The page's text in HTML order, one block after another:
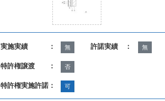
実施実績 ： 無 許諾実績 ： 無
特許権譲渡 ： 否
特許権実施許諾： 可